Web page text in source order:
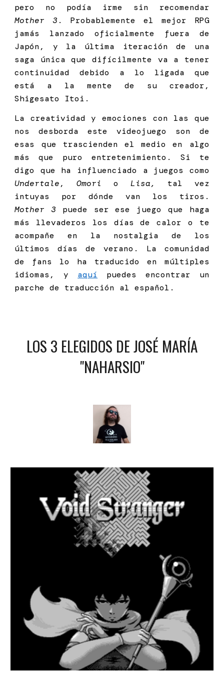
pero no podía irme sin recomendar
Mother 3 . Probablemente el mejor RPG
jamás lanzado oficialmente fuera de
Japón, y la última iteración de una
saga única que difícilmente va a tener
continuidad debido a lo ligada que
está a la mente de su creador,
Shigesato Itoi.
La creatividad y emociones con las que
nos desborda este videojuego son de
esas que trascienden el medio en algo
más que puro entretenimiento. Si te
digo que ha influenciado a juegos como
Undertale,Omori o Lisa,
tal vez
intuyas por dónde van los tiros.
Mother 3 puede ser ese juego que haga
más llevaderos los días de calor o te
acompañe en la nostalgia de los
últimos días de verano. La comunidad
de fans lo ha traducido en múltiples
idiomas, y
aquí
puedes encontrar un
parche de traducción al español.
LOS 3 ELEGIDOS DEJOSÉ MARÍA
"NAHARSIO"